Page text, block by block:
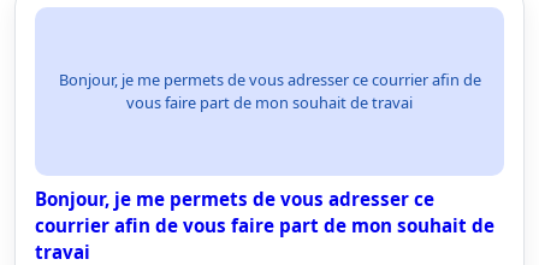
Bonjour, je me permets de vous adresser ce courrier afin de
vous faire part de mon souhait de travai
Bonjour, je me permets de vous adresser ce
courrier afin de vous faire part de mon souhait de
travai